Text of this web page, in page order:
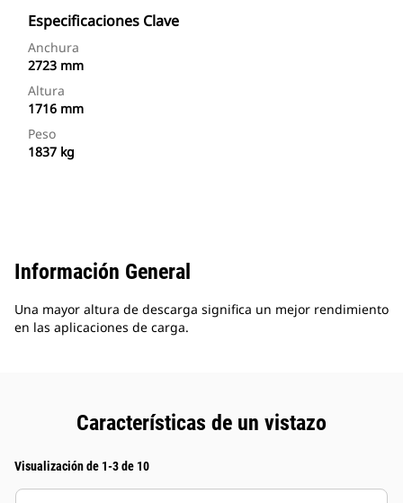
Especificaciones Clave
Anchura
2723 mm
Altura
1716 mm
Peso
1837 kg
Información General
Una mayor altura de descarga significa un mejor rendimiento
en las aplicaciones de carga.
Características de un vistazo
Visualización de 1-3 de 10